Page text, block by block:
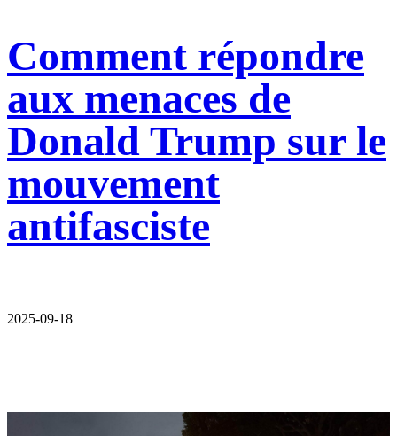
Comment répondre
aux menaces de
Donald Trump sur le
mouvement
antifasciste
2025-09-18